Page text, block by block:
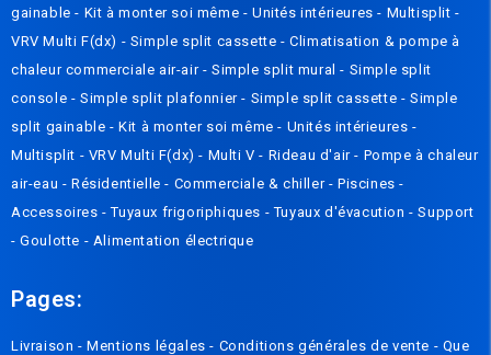
gainable- Kit à monter soi même -Unités intérieures- Multisplit-
VRV Multi F(dx) - Simple split cassette-Climatisation & pompe à
chaleur commerciale air-air -Simple split mural- Simple split
console -Simple split plafonnier- Simple split cassette -Simple
split gainable -Kit à monter soi même- Unités intérieures-
Multisplit - VRV Multi F(dx)- Multi V- Rideau d'air- Pompe à chaleur
air-eau -Résidentielle- Commerciale & chiller -Piscines-
Accessoires-Tuyaux frigoriphiques -Tuyaux d'évacution-Support
-Goulotte - Alimentation électrique
Pages:
Livraison -Mentions légales- Conditions générales de vente - Que